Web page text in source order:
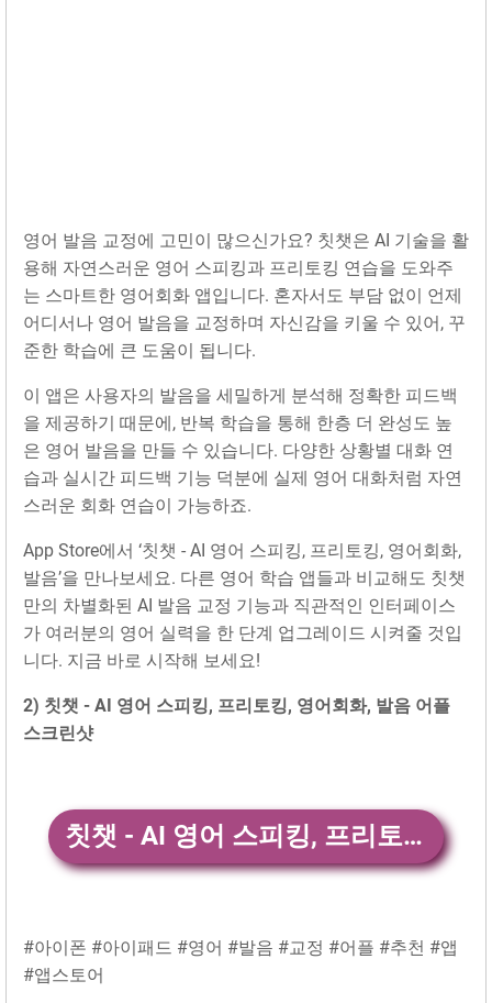
영어 발음 교정에 고민이 많으신가요? 칫챗은 AI 기술을 활
용해 자연스러운 영어 스피킹과 프리토킹 연습을 도와주
는 스마트한 영어회화 앱입니다. 혼자서도 부담 없이 언제
어디서나 영어 발음을 교정하며 자신감을 키울 수 있어, 꾸
준한 학습에 큰 도움이 됩니다.
이 앱은 사용자의 발음을 세밀하게 분석해 정확한 피드백
을 제공하기 때문에, 반복 학습을 통해 한층 더 완성도 높
은 영어 발음을 만들 수 있습니다. 다양한 상황별 대화 연
습과 실시간 피드백 기능 덕분에 실제 영어 대화처럼 자연
스러운 회화 연습이 가능하죠.
App Store에서 ‘칫챗 - AI 영어 스피킹, 프리토킹, 영어회화,
발음’을 만나보세요. 다른 영어 학습 앱들과 비교해도 칫챗
만의 차별화된 AI 발음 교정 기능과 직관적인 인터페이스
가 여러분의 영어 실력을 한 단계 업그레이드 시켜줄 것입
니다. 지금 바로 시작해 보세요!
2) 칫챗 - AI 영어 스피킹, 프리토킹, 영어회화, 발음 어플
스크린샷
칫챗 - AI 영어 스피킹, 프리토킹, 영어회화, 발음 앱 다운
#아이폰 #아이패드 #영어 #발음 #교정 #어플 #추천 #앱
#앱스토어